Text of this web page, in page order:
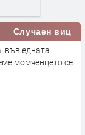
Случаен виц
във едната
момченцето се